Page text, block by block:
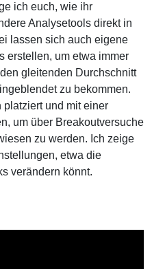
ich euch, wie ihr
Analysetools direkt in
lassen sich auch eigene
erstellen, um etwa immer
gleitenden Durchschnitt
zu bekommen.
und mit einer
um über Breakoutversuche
zu werden. Ich zeige
etwa die
verändern könnt.